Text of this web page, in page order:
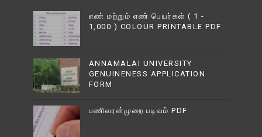
எண் மற்றும் எண் பெயர்கள் ( 1 -
1,000 ) COLOUR PRINTABLE PDF
ANNAMALAI UNIVERSITY
GENUINENESS APPLICATION
FORM
பணிவரன்முறை படிவம் PDF